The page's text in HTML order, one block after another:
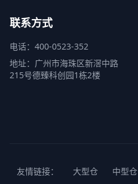
联系方式
电话：400-0523-352
地址：广州市海珠区新滘中路
215号德臻科创园1栋2楼
友情链接： 大型仓 中型仓